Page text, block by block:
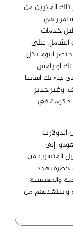
الملايين من
في
خدمات
على
اليوم بكل
أو يلمس
جاء بك أساسا
وغير جدير
حكومة في
إلى
المتسرب من
خطرة تهدد
والمعيشية
واستغلالهم من